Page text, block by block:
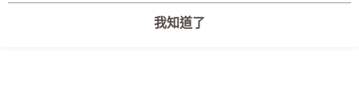
我知道了